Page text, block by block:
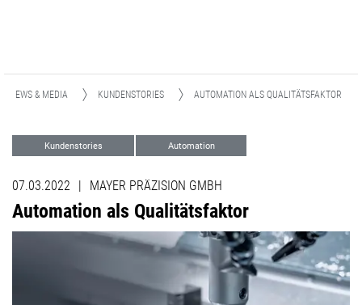
NEWS & MEDIA KUNDENSTORIES AUTOMATION ALS QUALITÄTSFAKTOR
Kundenstories Automation
07.03.2022 | MAYER PRÄZISION GMBH
Automation als Qualitätsfaktor